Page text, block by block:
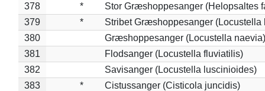
378
*
Stor Græshoppesanger (Helopsaltes
379
*
Stribet Græshoppesanger (Locustella
380
Græshoppesanger (Locustella naevia)
381
Flodsanger (Locustella fluviatilis)
382
Savisanger (Locustella luscinioides)
383
*
Cistussanger (Cisticola juncidis)